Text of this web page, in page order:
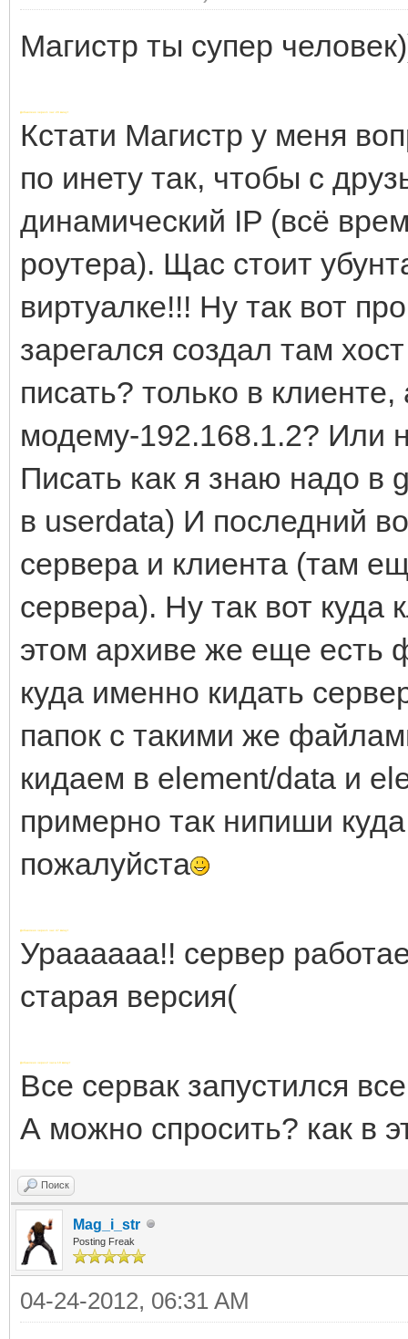
Магистр ты супер
Добавлено через 1 час 20 минут
Кстати Магистр у меня
по инету так, чтобы с
динамический IP (всё
роутера). Щас стоит
виртуалке!!! Ну так вот
зарегался создал там
писать? только в
модему-192.168.1.2? Или
Писать как я знаю надо в
в userdata) И последний
сервера и клиента (там
сервера). Ну так вот куда
этом архиве же еще есть
куда именно кидать
папок с такими же
кидаем в element/data и
примерно так нипиши
пожалуйста
Добавлено через 1 час 47 минут
Ураааааа!! сервер
старая версия(
Добавлено через 2 часа 10 минут
Все сервак запустился
А можно спросить? как в
Поиск
Mag_i_str
Posting Freak
04-24-2012, 06:31 AM